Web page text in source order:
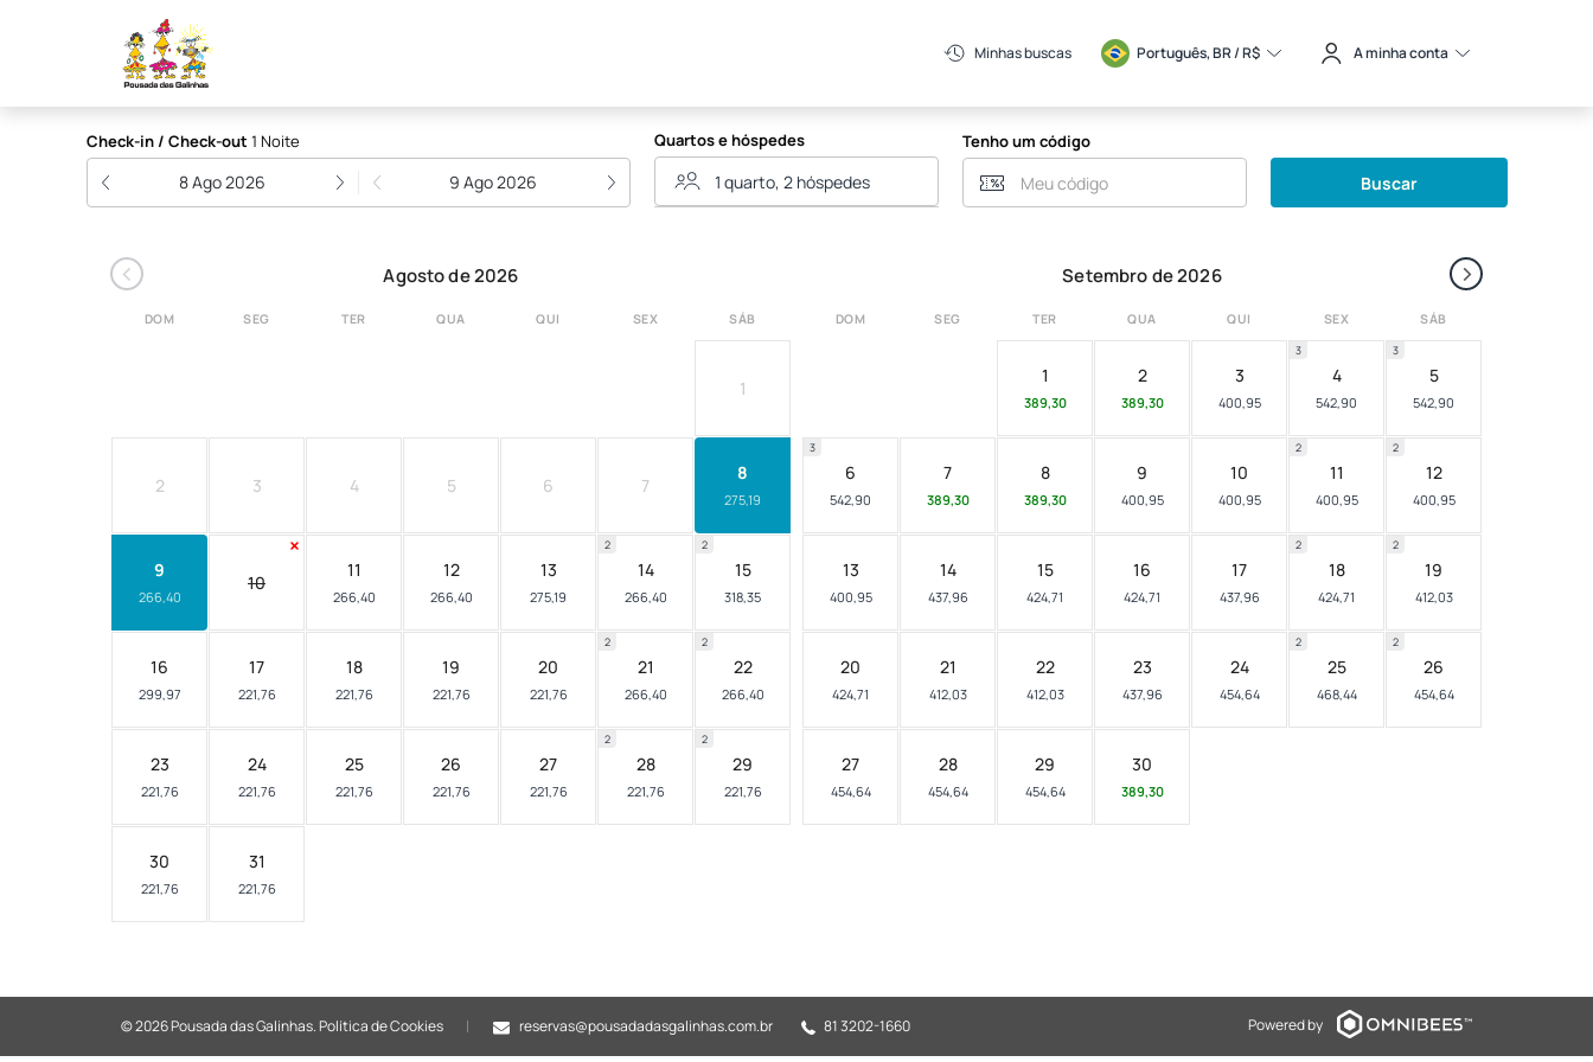
Pousada das Galinhas Minhas buscas Português, BR / R$ A minha conta
Check-in / Check-out 1 Noite
8 Ago 2026 9 Ago 2026
Quartos e hóspedes Tenho um código
Buscar
‹ ›
Agosto de 2026
DOM SEG TER QUA QUI SEX SÁB
1
2 3 4 5 6 7
8
275,19
9
266,40
10
11
266,40
12
266,40
13
275,19
14
266,40
2
15
318,35
2
16
299,97
17
221,76
18
221,76
19
221,76
20
221,76
21
266,40
2
22
266,40
2
23
221,76
24
221,76
25
221,76
26
221,76
27
221,76
28
221,76
2
29
221,76
2
30
221,76
31
221,76
Setembro de 2026
DOM SEG TER QUA QUI SEX SÁB
1
389,30
2
389,30
3
400,95
4
542,90
3
5
542,90
3
6
542,90
3
7
389,30
8
389,30
9
400,95
10
400,95
11
400,95
2
12
400,95
2
13
400,95
14
437,96
15
424,71
16
424,71
17
437,96
18
424,71
2
19
412,03
2
20
424,71
21
412,03
22
412,03
23
437,96
24
454,64
25
468,44
2
26
454,64
2
27
454,64
28
454,64
29
454,64
30
389,30
reservas@pousadadasgalinhas.com.br 81 3202-1660
© 2026 Pousada das Galinhas.Política de Cookies Powered by